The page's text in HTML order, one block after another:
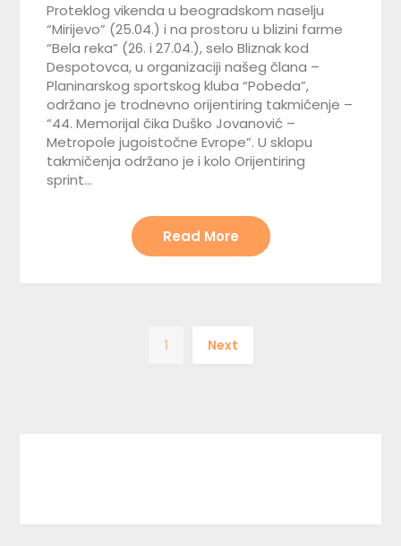
Proteklog vikenda u beogradskom naselju
“Mirijevo” (25.04.) i na prostoru u blizini farme
“Bela reka” (26. i 27.04.), selo Bliznak kod
Despotovca, u organizaciji našeg člana –
Planinarskog sportskog kluba “Pobeda”,
održano je trodnevno orijentiring takmičenje –
“44. Memorijal čika Duško Jovanović –
Metropole jugoistočne Evrope”. U sklopu
takmičenja održano je i kolo Orijentiring
sprint…
Read More
1 Next